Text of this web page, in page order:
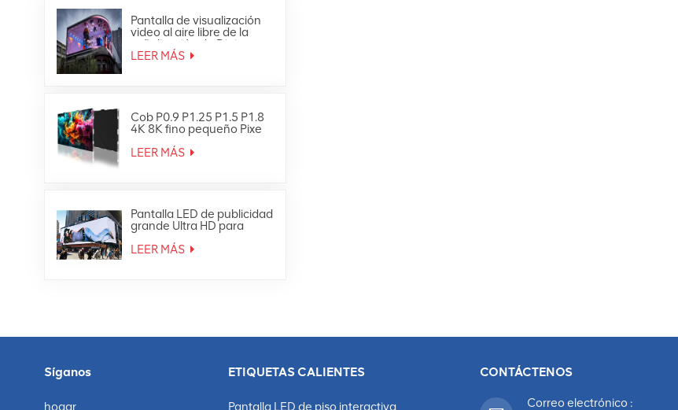
Pantalla de visualización
video al aire libre de la
señalización de Digitaces
de la pared de la prenda
LEER MÁS
Cob P0.9 P1.25 P1.5 P1.8
4K 8K fino pequeño Pixe
Led TV Video Wall
LEER MÁS
Pantalla LED de publicidad
grande Ultra HD para
exteriores 4K
LEER MÁS
Síganos
hogar
ETIQUETAS CALIENTES
Pantalla LED de piso interactiva
CONTÁCTENOS
Correo electrónico :